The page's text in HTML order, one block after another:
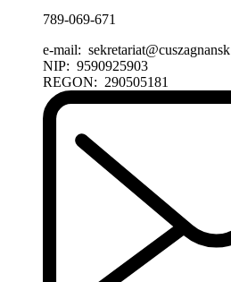
789-069-671
e-mail:
NIP: 9590925903
REGON: 290505181